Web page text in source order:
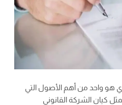
هو واحد من أهم الأصول التي
كيان الشركة القانوني